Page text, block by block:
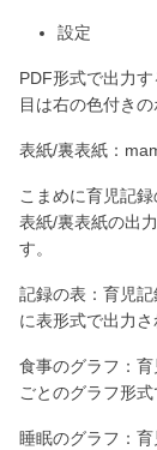
設定
PDF形式で出力
目は右の色付き
表紙/裏表紙：
こまめに育児記
表紙/裏表紙の出
す。
記録の表：育児
に表形式で出力さ
食事のグラフ：
ごとのグラフ形式
睡眠のグラフ：